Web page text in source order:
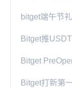
bitget端午节
Bitget推
Bitget
Bitget打新第